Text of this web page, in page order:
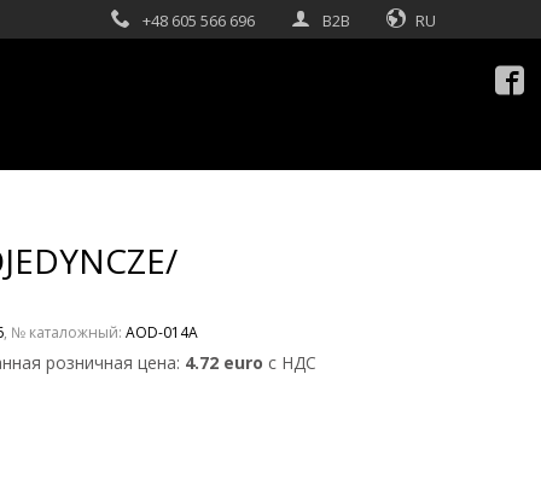
+48 605 566 696 B2B RU
, № каталожный: AOD-014A
розничная цена: 4.72 euro с НДС
